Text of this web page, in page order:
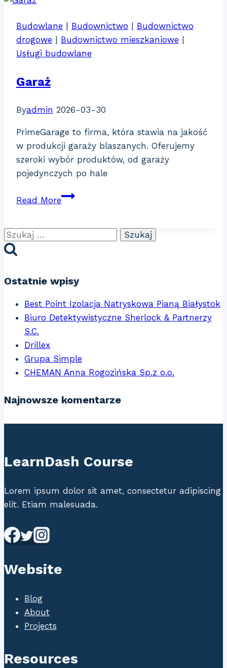
Białystok
Budowlane Budownictwo
Budownictwo
drogowe
Budownictwo mieszkaniowe
Usługi budowlane
Garaż
Byadmin 2026-03-30
PrimeGarage to firma, która stawia na jakość
w produkcji garaży blaszanych. Oferujemy
szeroki wybór produktów, od garaży
pojedynczych po hale
Read MoreGaraż
Szukaj:
Ostatnie wpisy
Best Point Izolacja Natryskowa Pianą Białystok
Biuro Detektywistyczne Sherlock & Partnerzy
S.C.
Drillex
Grupa Simple
CHEMAN Anna Rogozińska Sp.z o.o.
Najnowsze komentarze
LearnDash Course
Lorem ipsum dolor sit amet, consectetur adipiscing
elit. Etiam malesuada.
Website
Blog
About
Projects
Resources